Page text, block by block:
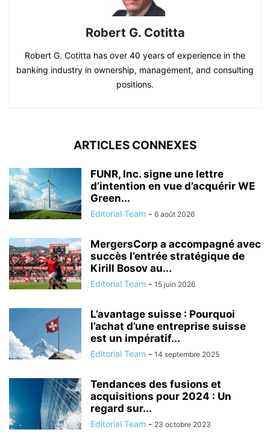
Robert G. Cotitta
Robert G. Cotitta has over 40 years of experience in the
banking industry in ownership, management, and consulting
positions.
ARTICLES CONNEXES
FUNR, Inc. signe une lettre
d’intention en vue d’acquérir WE
Green...
Editorial Team - 6 août 2026
MergersCorp a accompagné avec
succès l’entrée stratégique de
Kirill Bosov au...
Editorial Team - 15 juin 2026
L’avantage suisse : Pourquoi
l’achat d’une entreprise suisse
est un impératif...
Editorial Team - 14 septembre 2025
Tendances des fusions et
acquisitions pour 2024 : Un
regard sur...
Editorial Team - 23 octobre 2023